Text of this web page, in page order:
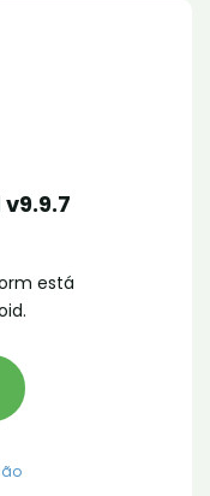
está